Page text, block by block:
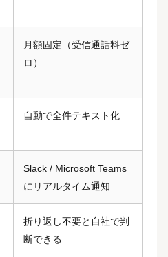
月額固定（受信通話料ゼ
ロ）
自動で全件テキスト化
Slack / Microsoft Teams
にリアルタイム通知
折り返し不要と自社で判
断できる